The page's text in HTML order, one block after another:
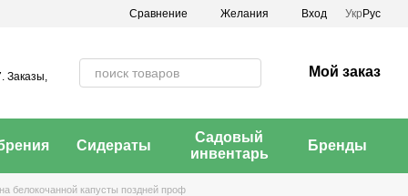
Сравнение Желания Вход Укр Рус
Заказы, Мой заказ
Сидераты
Садовый
инвентарь
Бренды
белокочанной капусты поздней проф